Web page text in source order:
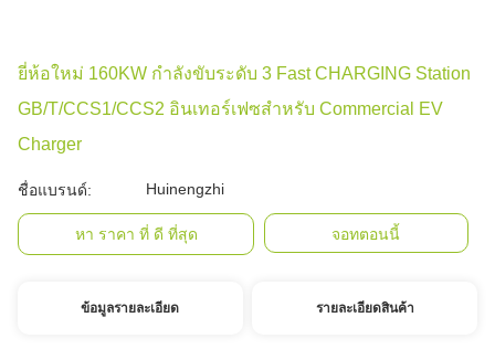
ยี่ห้อใหม่ 160KW กำลังขับระดับ 3 Fast CHARGING Station
GB/T/CCS1/CCS2 อินเทอร์เฟซสำหรับ Commercial EV
Charger
ชื่อแบรนด์: Huinengzhi
หา ราคา ที่ ดี ที่สุด จอทตอนนี้
ข้อมูลรายละเอียด รายละเอียดสินค้า